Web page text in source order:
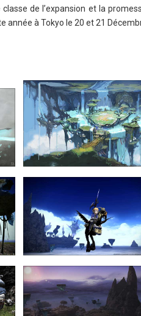
de l’expansion et la
année à Tokyo le 20 et 21